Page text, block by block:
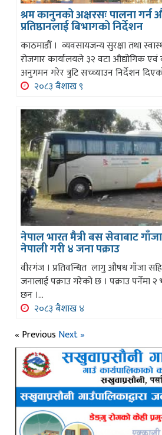
श्रम कानुनको अक्षरसः पालना गर्न
प्रतिष्ठानलाई बिभागको निर्देशन
काठमाडौँ । व्यवसायजन्य सुरक्षा तथा
रोजगार कार्यालयले ३२ वटा औद्योगिक एवं
अनुगमन गरेर त्रुटि सच्च्याउन निर्देशन
२०८३ बैशाख ९
नेपाल भारत मैत्री बस सेवाबाट
नेपाली गरी ४ जना पक्राउ
वीरगंज । प्रतिवन्धित लागु औषध गाँजा
जनालाई पक्राउ गरेको छ । पक्राउ पर्नेमा
छन ।...
२०८३ बैशाख ४
« Previous Next »